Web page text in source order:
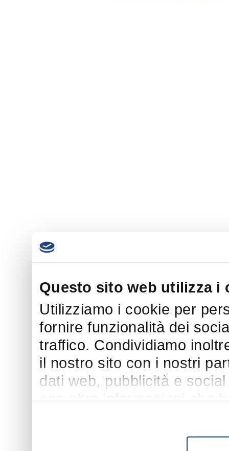
Questo sito web utilizza i
Utilizziamo i cookie per
fornire funzionalità dei
traffico. Condividiamo
il nostro sito con i nostri
dati web, pubblicità e